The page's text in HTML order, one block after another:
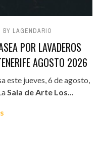
BY LAGENDARIO
POR LAVADEROS
AGOSTO 2026
este jueves, 6 de agosto,
Sala de Arte Los...